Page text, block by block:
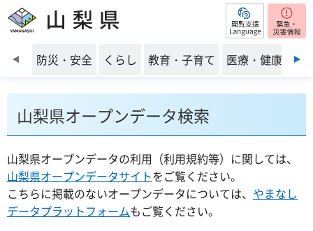
山梨県 閲覧支援
前のスライドを表示
防災・安全 くらし 教育・子育て 医療・健康・福
山梨県オープンデータ検索
山梨県オープンデータの利用（利用規約等）に関しては、
山梨県オープンデータサイトをご覧ください。
こちらに掲載のないオープンデータについては、 やまなし
データプラットフォームもご覧ください。